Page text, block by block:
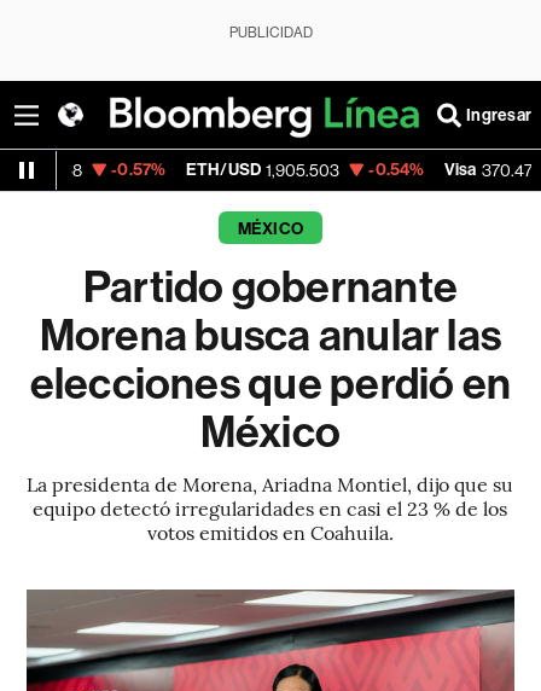
PUBLICIDAD
Ingresar
ETH/USD 1,905.503 -0.54% Visa 370.47 +0.52%
MÉXICO
Partido gobernante
Morena busca anular las
elecciones que perdió en
México
La presidenta de Morena, Ariadna Montiel, dijo que su
equipo detectó irregularidades en casi el 23 % de los
votos emitidos en Coahuila.